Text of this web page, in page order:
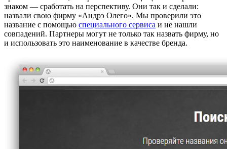
знаком — сработать на перспективу. Они так и сделали:
назвали свою фирму «Андрэ Олего». Мы проверили это
название с помощью специального сервиса и не нашли
совпадений. Партнеры могут не только так назвать фирму, но
и использовать это наименование в качестве бренда.